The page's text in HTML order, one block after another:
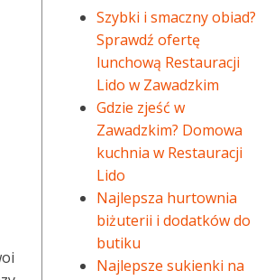
Szybki i smaczny obiad?
Sprawdź ofertę
lunchową Restauracji
Lido w Zawadzkim
Gdzie zjeść w
Zawadzkim? Domowa
kuchnia w Restauracji
Lido
Najlepsza hurtownia
biżuterii i dodatków do
butiku
Najlepsze sukienki na